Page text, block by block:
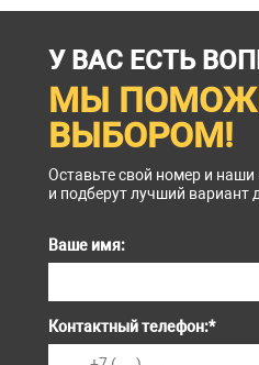
У ВАС ЕСТЬ
МЫ
ВЫБОРОМ!
Оставьте свой номер и
и подберут лучший вариант
Ваше имя:
Контактный телефон:*